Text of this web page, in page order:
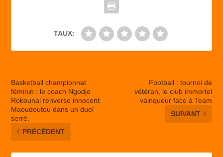
TAUX:
Basketball championnat
féminin : le coach Ngodjo
Rokounal renverse innocent
Maoudoutou dans un duel
serré.
PRÉCÉDENT
Football : tournoi de
vétéran, le club immortel
vainqueur face à Team
SUIVANT